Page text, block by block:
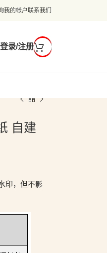
我的帐户联系我们
登录/注册
自建
印，但不影